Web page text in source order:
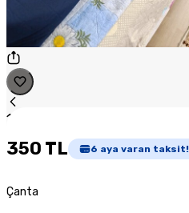
1
350 TL 6 aya varan taksit!
Çanta